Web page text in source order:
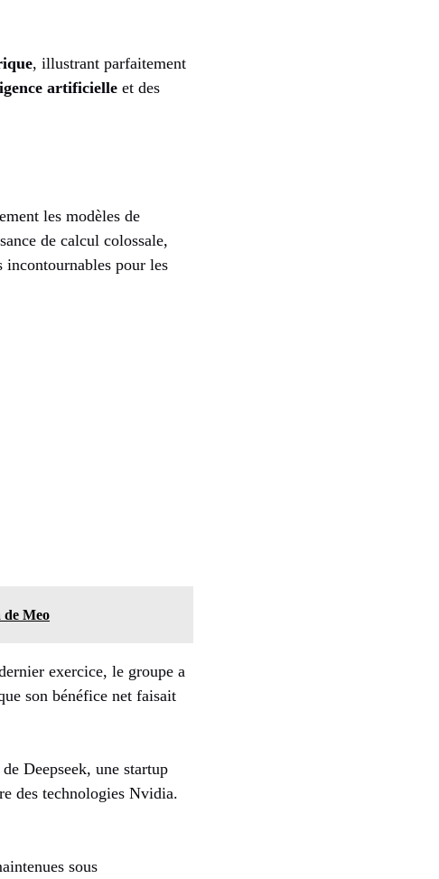
, illustrant parfaitement
artificielle et des
les modèles de
de calcul colossale,
incontournables pour les
de Meo
exercice, le groupe a
son bénéfice net faisait
Deepseek, une startup
des technologies Nvidia.
sous